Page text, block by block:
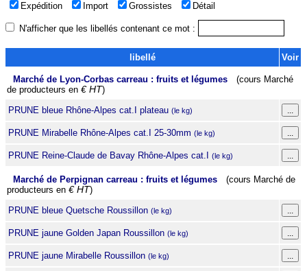
Expédition
Import Grossistes Détail
N'afficher que les libellés contenant ce mot :
libellé Voir
Marché de Lyon-Corbas carreau : fruits et légumes
(cours Marché
de producteurs en € HT)
PRUNE bleue Rhône-Alpes cat.I plateau (le kg)
PRUNE Mirabelle Rhône-Alpes cat.I 25-30mm (le kg)
PRUNE Reine-Claude de Bavay Rhône-Alpes cat.I (le kg)
Marché de Perpignan carreau : fruits et légumes
(cours Marché de
producteurs en € HT)
PRUNE bleue Quetsche Roussillon (le kg)
PRUNE jaune Golden Japan Roussillon (le kg)
PRUNE jaune Mirabelle Roussillon (le kg)